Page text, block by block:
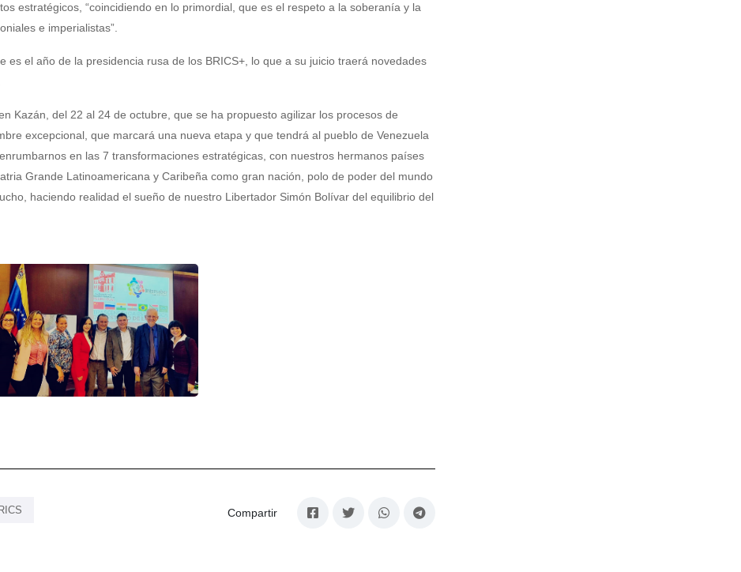
estratégicos, “coincidiendo en lo primordial, que es el respeto a la soberanía y la
e imperialistas”.
es el año de la presidencia rusa de los BRICS+, lo que a su juicio traerá novedades
Kazán, del 22 al 24 de octubre, que se ha propuesto agilizar los procesos de
excepcional, que marcará una nueva etapa y que tendrá al pueblo de Venezuela
en las 7 transformaciones estratégicas, con nuestros hermanos países
Grande Latinoamericana y Caribeña como gran nación, polo de poder del mundo
haciendo realidad el sueño de nuestro Libertador Simón Bolívar del equilibrio del
Compartir